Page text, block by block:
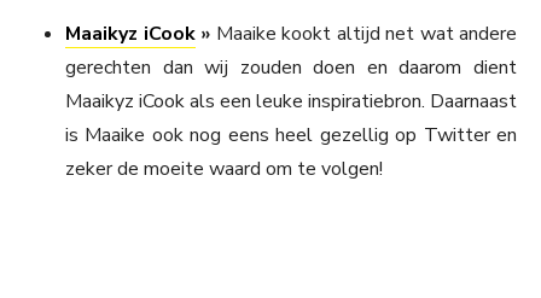
Maaikyz iCook» Maaike kookt altijd net wat andere
gerechten dan wij zouden doen en daarom dient
Maaikyz iCook als een leuke inspiratiebron. Daarnaast
is Maaike ook nog eens heel gezellig op Twitter en
zeker de moeite waard om te volgen!